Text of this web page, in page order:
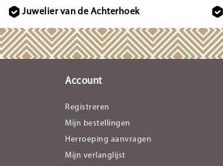
Juwelier van de Achterhoek
Account
Registreren
Mijn bestellingen
Herroeping aanvragen
Mijn verlanglijst